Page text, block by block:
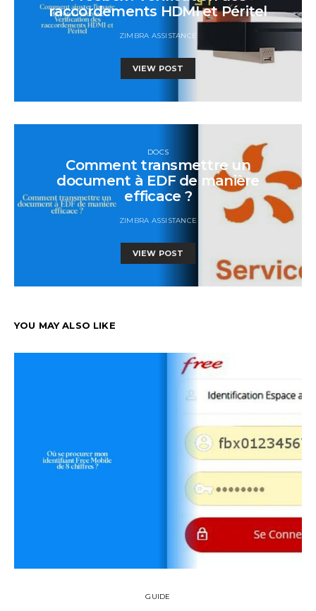
raccordements HDMI et Péritel
ZIMBRA ASSISTANCE
VIEW POST
DOCS
Comment transmettre un
document à EDF de manière
efficace ?
ZIMBRA ASSISTANCE
VIEW POST
YOU MAY ALSO LIKE
GUIDE